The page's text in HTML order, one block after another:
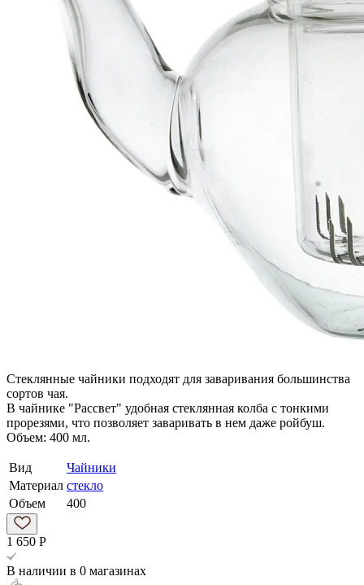
Стеклянные чайники подходят для заваривания большинства
сортов чая.
В чайнике "Рассвет" удобная стеклянная колба с тонкими
прорезями, что позволяет заваривать в нем даже ройбуш.
Объем: 400 мл.
Вид
Чайники
Материал стекло
Объем
400
1 650 Р
В наличии в 0 магазинах